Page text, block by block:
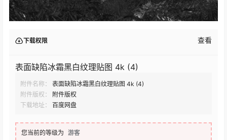
下载权限 查看
表面缺陷冰霜黑白纹理贴图 4k (4)
附件名称：
表面缺陷冰霜黑白纹理贴图 4k (4)
附件版权：
附件版权
下载地址：
百度网盘
您当前的等级为 游客